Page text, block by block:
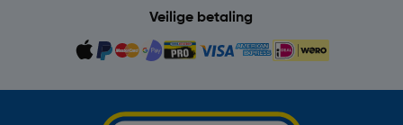
Veilige betaling